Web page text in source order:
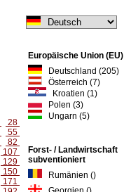
Europäische Union (EU)
Deutschland (205)
Österreich (7)
Kroatien (1)
Polen (3)
Ungarn (5)
Forst- / Landwirtschaft
subventioniert
Rumänien ()
28
55
82
107
129
150
171